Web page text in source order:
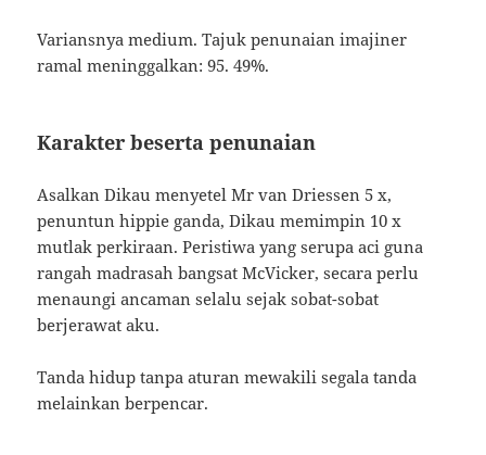
Variansnya medium. Tajuk penunaian imajiner
ramal meninggalkan: 95. 49%.
Karakter beserta penunaian
Asalkan Dikau menyetel Mr van Driessen 5 x,
penuntun hippie ganda, Dikau memimpin 10 x
mutlak perkiraan. Peristiwa yang serupa aci guna
rangah madrasah bangsat McVicker, secara perlu
menaungi ancaman selalu sejak sobat-sobat
berjerawat aku.
Tanda hidup tanpa aturan mewakili segala tanda
melainkan berpencar.